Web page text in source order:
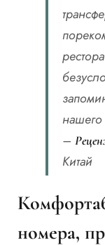
–
Китай
номера,